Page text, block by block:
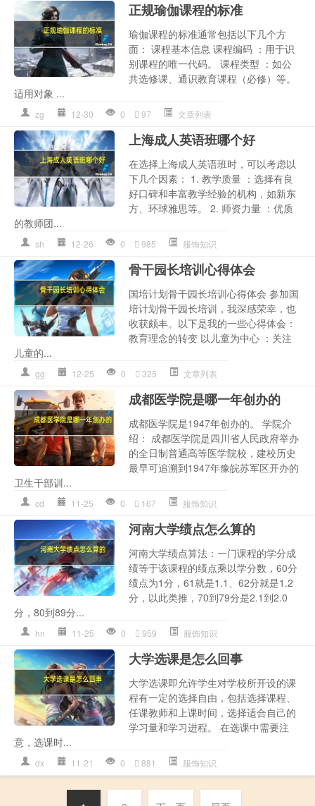
正规瑜伽课程的标准
瑜伽课程的标准通常包括以下几个方
面： 课程基本信息 课程编码 ：用于识
别课程的唯一代码。 课程类型 ：如公
共选修课、通识教育课程（必修）等。
适用对象 ...
zg 12-30 0 97 文章列表
上海成人英语班哪个好
在选择上海成人英语班时，可以考虑以
下几个因素： 1. 教学质量 ：选择有良
好口碑和丰富教学经验的机构，如新东
方、环球雅思等。 2. 师资力量 ：优质
的教师团...
sh 12-26 0 985 服饰知识
骨干园长培训心得体会
国培计划骨干园长培训心得体会 参加国
培计划骨干园长培训，我深感荣幸，也
收获颇丰。以下是我的一些心得体会：
教育理念的转变 以儿童为中心 ：关注
儿童的...
gg 12-25 0 325 文章列表
成都医学院是哪一年创办的
成都医学院是1947年创办的。 学院介
绍： 成都医学院是四川省人民政府举办
的全日制普通高等医学院校，建校历史
最早可追溯到1947年豫皖苏军区开办的
卫生干部训...
cd 11-25 0 167 服饰知识
河南大学绩点怎么算的
河南大学绩点算法：一门课程的学分成
绩等于该课程的绩点乘以学分数，60分
绩点为1分，61就是1.1、62分就是1.2
分，以此类推，70到79分是2.1到2.0
分，80到89分...
hn 11-25 0 959 服饰知识
大学选课是怎么回事
大学选课即允许学生对学校所开设的课
程有一定的选择自由，包括选择课程、
任课教师和上课时间，选择适合自己的
学习量和学习进程。 在选课中需要注
意，选课时...
dx 11-21 0 881 服饰知识